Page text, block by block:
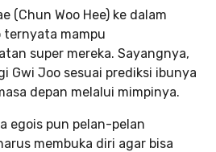
(Chun Woo Hee) ke dalam
ternyata mampu
super mereka. Sayangnya,
Gwi Joo sesuai prediksi ibunya
depan melalui mimpinya.
egois pun pelan-pelan
membuka diri agar bisa